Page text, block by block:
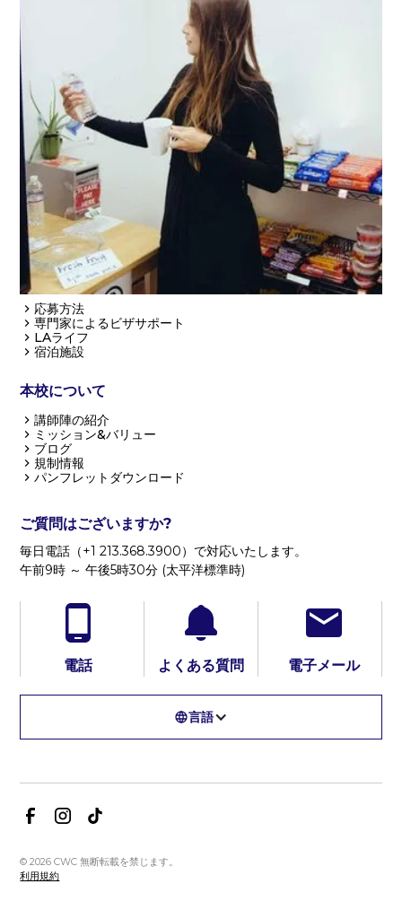
ESL プログラム
英語スピーキング成功
(私たちのトッププログラム)
英語力を高める
2 日間プログラム
アメリカ文化を通して学ぶ英語
バケーション英語
新入生
応募方法
専門家によるビザサポート
LAライフ
宿泊施設
本校について
講師陣の紹介
ミッション&バリュー
ブログ
規制情報
パンフレットダウンロード
ご質問はございますか?
毎日電話（+1 213.368.3900）で対応いたします。
午前9時 ～ 午後5時30分 (太平洋標準時)
電話 よくある質問 電子メール
言語
© 2026 CWC 無断転載を禁じます。
利用規約